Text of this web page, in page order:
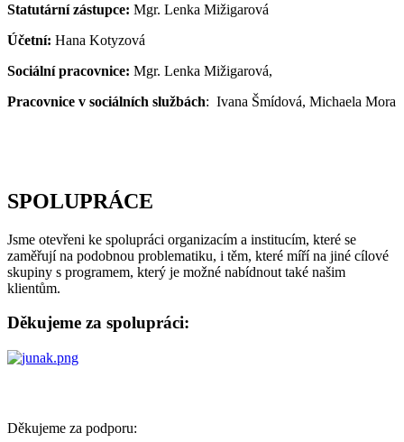
Statutární zástupce: Mgr. Lenka Mižigarová
Účetní: Hana Kotyzová
Sociální pracovnice: Mgr. Lenka Mižigarová,
Pracovnice v sociálních službách: Ivana Šmídová, Michaela Mora
SPOLUPRÁCE
Jsme otevřeni ke spolupráci organizacím a institucím, které se
zaměřují na podobnou problematiku, i těm, které míří na jiné cílové
skupiny s programem, který je možné nabídnout také našim
klientům.
Děkujeme za spolupráci:
Děkujeme za podporu: